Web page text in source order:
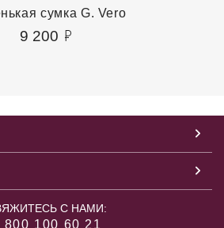
сумка G. Vero
9 200
С НАМИ:
800 100 60 21